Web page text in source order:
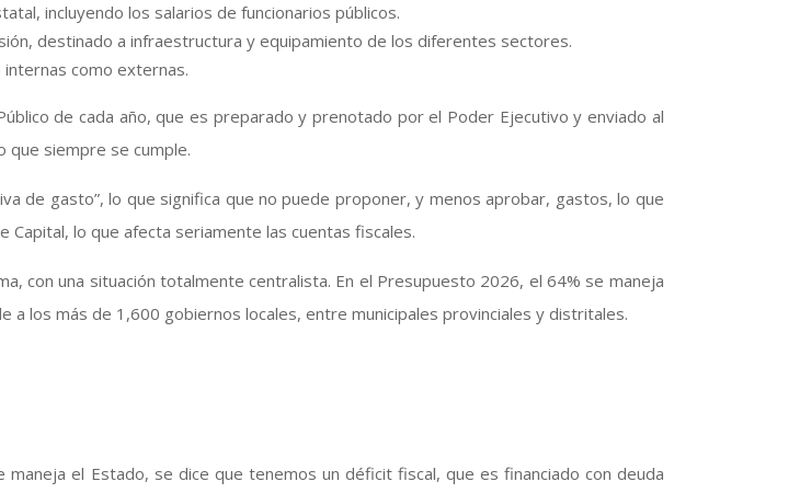
incluyendo los salarios de funcionarios públicos.
destinado a infraestructura y equipamiento de los diferentes sectores.
como externas.
de cada año, que es preparado y prenotado por el Poder Ejecutivo y enviado al
que siempre se cumple.
de gasto”, lo que significa que no puede proponer, y menos aprobar, gastos, lo que
lo que afecta seriamente las cuentas fiscales.
con una situación totalmente centralista. En el Presupuesto 2026, el 64% se maneja
los más de 1,600 gobiernos locales, entre municipales provinciales y distritales.
el Estado, se dice que tenemos un déficit fiscal, que es financiado con deuda